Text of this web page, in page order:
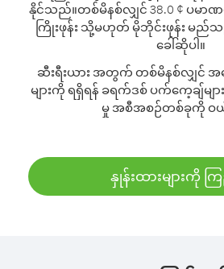
နိုင်သည်။တစ်မိနစ်လျှင် 38.0 ¢ ပမာဏ
ကြိုးဖုန်း သို့မဟုတ် မိုဘိုင်းဖုန်း မည်
ခေါ်ဆိုပါ။
ဆီးရီးယား အတွက် တစ်မိနစ်လျှင် အက
များကို ရရှိရန် ခရက်ဒစ် ပက်ကေ့ချ်မျ
မှု အစီအစဉ်တစ်ခုကို ဝ
နှုန်းထားများကို က